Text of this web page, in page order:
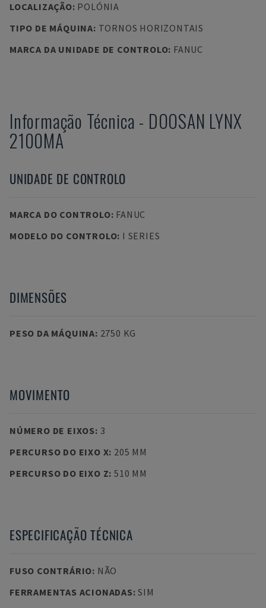
LOCALIZAÇÃO: POLÓNIA
TIPO DE MÁQUINA: TORNOS HORIZONTAIS
MARCA DA UNIDADE DE CONTROLO: FANUC
Informação Técnica - DOOSAN LYNX
2100MA
UNIDADE DE CONTROLO
MARCA DO CONTROLO: FANUC
MODELO DO CONTROLO: I SERIES
DIMENSÕES
PESO DA MÁQUINA: 2750 KG
MOVIMENTO
NÚMERO DE EIXOS: 3
PERCURSO DO EIXO X: 205 MM
PERCURSO DO EIXO Z: 510 MM
ESPECIFICAÇÃO TÉCNICA
FUSO CONTRÁRIO: NÃO
FERRAMENTAS ACIONADAS:SIM